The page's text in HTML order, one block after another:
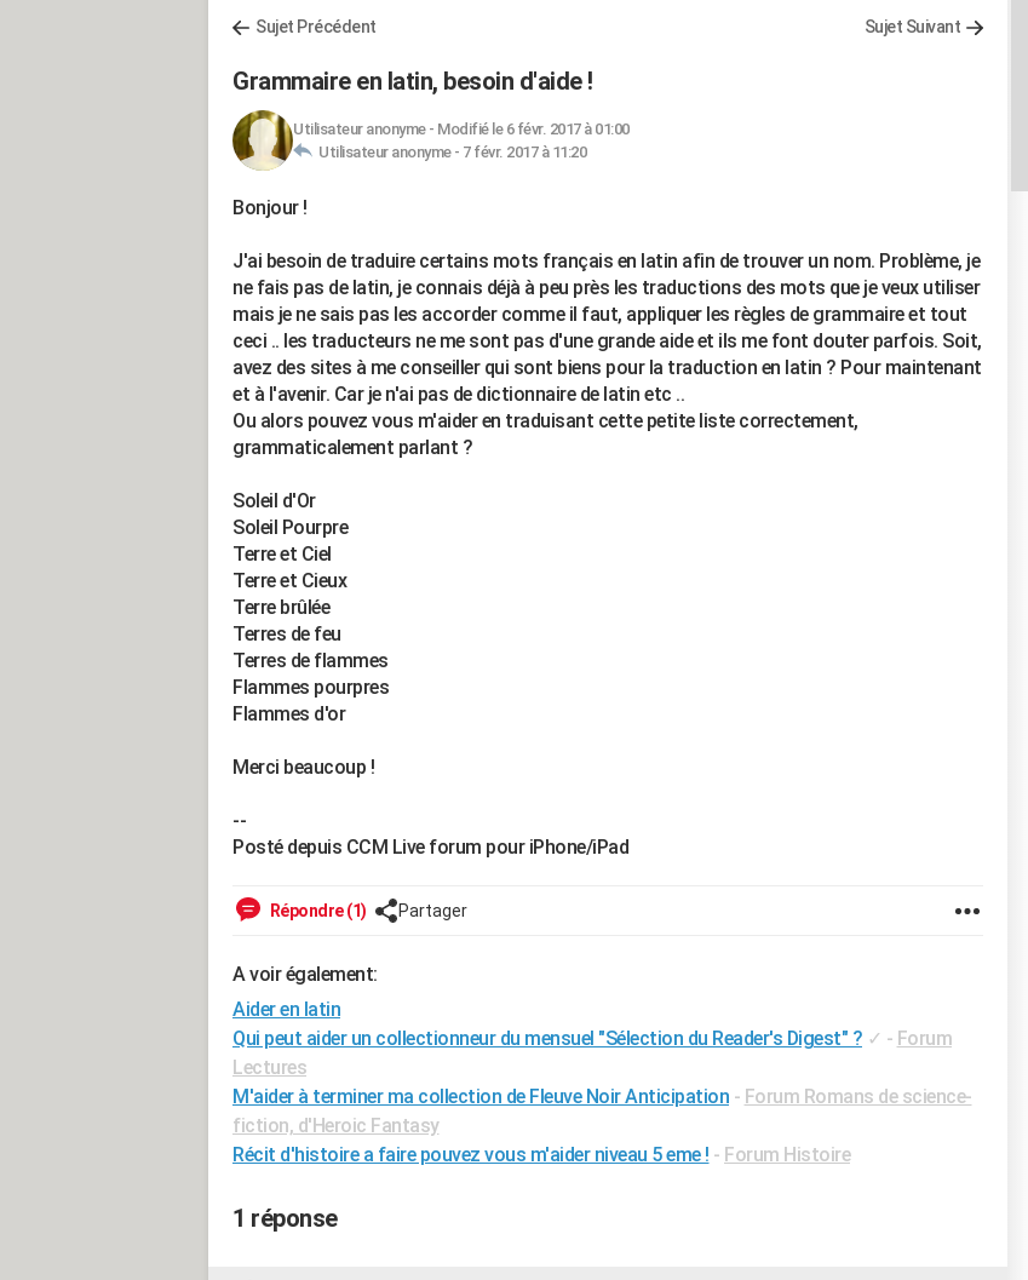
Sujet Précédent Sujet Suivant
Grammaire en latin, besoin d'aide !
Utilisateur anonyme- Modifié le 6 févr. 2017 à 01:00
Utilisateur anonyme - 7 févr. 2017 à 11:20
Bonjour !
J'ai besoin de traduire certains mots français en latin afin de trouver un nom. Problème, je
ne fais pas de latin, je connais déjà à peu près les traductions des mots que je veux utiliser
mais je ne sais pas les accorder comme il faut, appliquer les règles de grammaire et tout
ceci .. les traducteurs ne me sont pas d'une grande aide et ils me font douter parfois. Soit,
avez des sites à me conseiller qui sont biens pour la traduction en latin ? Pour maintenant
et à l'avenir. Car je n'ai pas de dictionnaire de latin etc ..
Ou alors pouvez vous m'aider en traduisant cette petite liste correctement,
grammaticalement parlant ?
Soleil d'Or
Soleil Pourpre
Terre et Ciel
Terre et Cieux
Terre brûlée
Terres de feu
Terres de flammes
Flammes pourpres
Flammes d'or
Merci beaucoup !
--
Posté depuis CCM Live forum pour iPhone/iPad
Répondre (1) Partager
A voir également:
Aider en latin
Qui peut aider un collectionneur du mensuel "Sélection du Reader's Digest" ? ✓ - Forum
Lectures
M'aider à terminer ma collection de Fleuve Noir Anticipation - Forum Romans de science-
fiction, d'Heroic Fantasy
Récit d'histoire a faire pouvez vous m'aider niveau 5 eme ! - Forum Histoire
1 réponse